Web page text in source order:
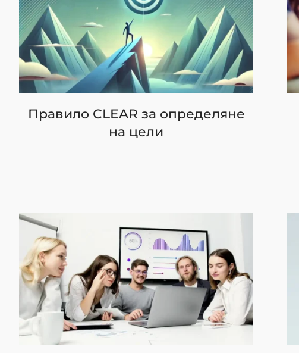
Правило CLEAR за определяне
на цели